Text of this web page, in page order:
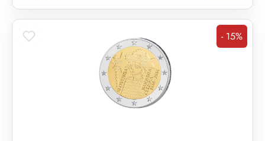
Rabatt
- 15%